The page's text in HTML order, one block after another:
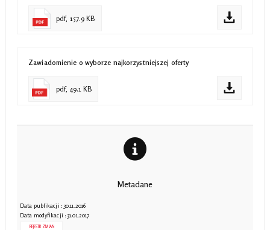
pdf, 157.9 KB
Zawiadomienie o wyborze najkorzystniejszej oferty
pdf, 49.1 KB
Metadane
Data publikacji : 30.11.2016
Data modyfikacji : 31.01.2017
REJESTR ZMIAN